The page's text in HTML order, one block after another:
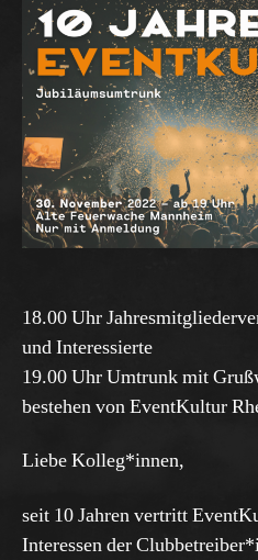
18.00 Uhr
und Interessierte
19.00 Uhr Umtrunk mit
bestehen von EventKultur
Liebe Kolleg*innen,
seit 10 Jahren vertritt
Interessen der